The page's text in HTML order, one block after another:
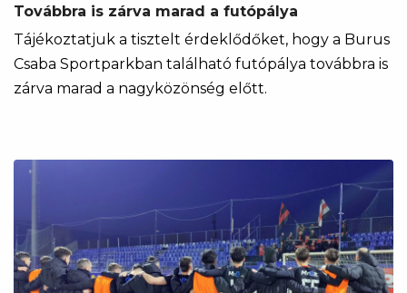
Továbbra is zárva marad a futópálya
Tájékoztatjuk a tisztelt érdeklődőket, hogy a Burus
Csaba Sportparkban található futópálya továbbra is
zárva marad a nagyközönség előtt.